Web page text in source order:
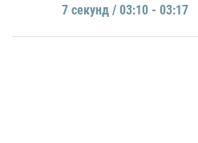
7 секунд / 03:10 - 03:17